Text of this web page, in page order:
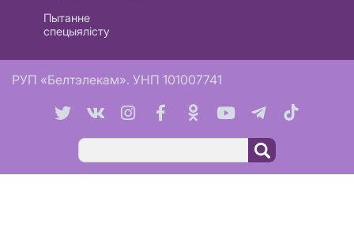
Пытанне
спецыялісту
РУП «Белтэлекам». УНП 101007741
Пошук